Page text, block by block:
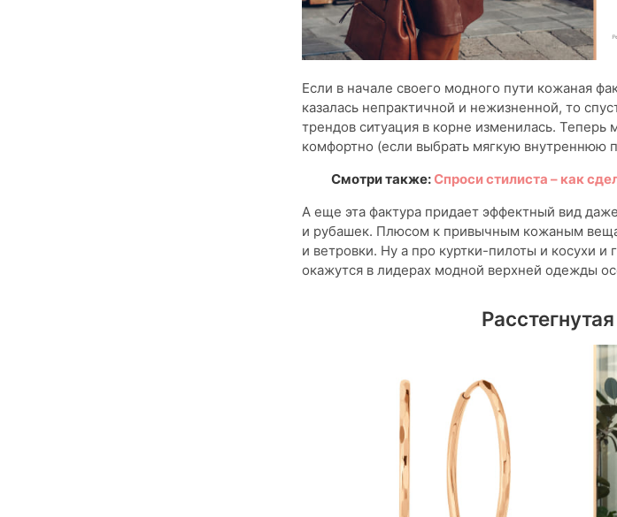
Если в начале своего модного пути кожаная
казалась непрактичной и нежизненной, то
трендов ситуация в корне изменилась. Теперь
комфортно (если выбрать мягкую внутреннюю
Смотри также:Спроси стилиста – как
А еще эта фактура придает эффектный вид
и рубашек. Плюсом к привычным кожаным
и ветровки. Ну а про куртки-пилоты и косухи и
окажутся в лидерах модной верхней одежды